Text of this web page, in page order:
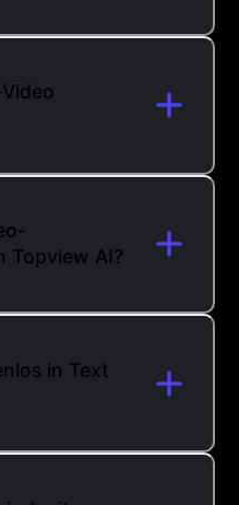
Topview AI?
in Text